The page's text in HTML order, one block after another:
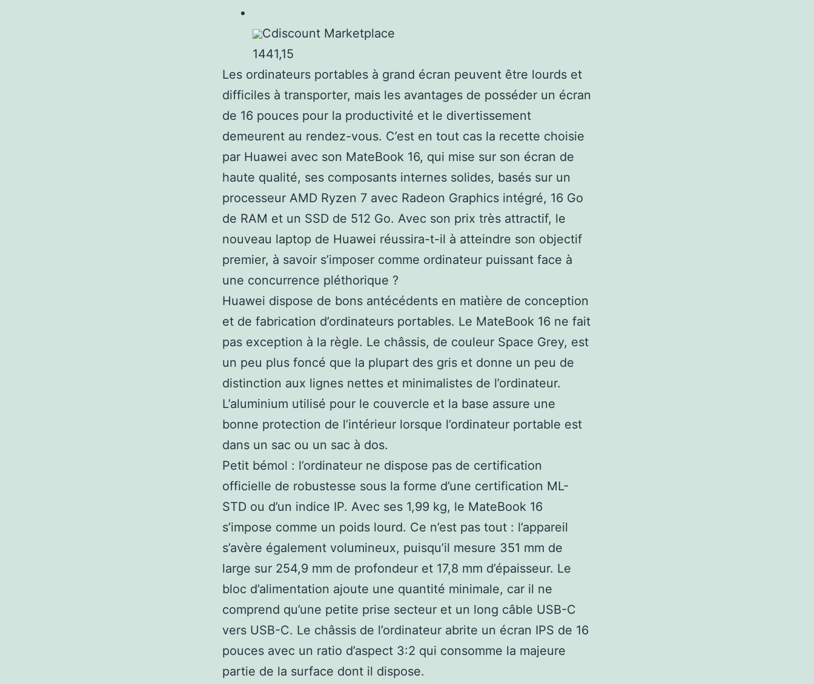
Cdiscount Marketplace
1441,15
Les ordinateurs portables à grand écran peuvent être lourds et
difficiles à transporter, mais les avantages de posséder un écran
de 16 pouces pour la productivité et le divertissement
demeurent au rendez-vous. C’est en tout cas la recette choisie
par Huawei avec son MateBook 16, qui mise sur son écran de
haute qualité, ses composants internes solides, basés sur un
processeur AMD Ryzen 7 avec Radeon Graphics intégré, 16 Go
de RAM et un SSD de 512 Go. Avec son prix très attractif, le
nouveau laptop de Huawei réussira-t-il à atteindre son objectif
premier, à savoir s’imposer comme ordinateur puissant face à
une concurrence pléthorique ?
Huawei dispose de bons antécédents en matière de conception
et de fabrication d’ordinateurs portables. Le MateBook 16 ne fait
pas exception à la règle. Le châssis, de couleur Space Grey, est
un peu plus foncé que la plupart des gris et donne un peu de
distinction aux lignes nettes et minimalistes de l’ordinateur.
L’aluminium utilisé pour le couvercle et la base assure une
bonne protection de l’intérieur lorsque l’ordinateur portable est
dans un sac ou un sac à dos.
Petit bémol : l’ordinateur ne dispose pas de certification
officielle de robustesse sous la forme d’une certification ML-
STD ou d’un indice IP. Avec ses 1,99 kg, le MateBook 16
s’impose comme un poids lourd. Ce n’est pas tout : l’appareil
s’avère également volumineux, puisqu’il mesure 351 mm de
large sur 254,9 mm de profondeur et 17,8 mm d’épaisseur. Le
bloc d’alimentation ajoute une quantité minimale, car il ne
comprend qu’une petite prise secteur et un long câble USB-C
vers USB-C. Le châssis de l’ordinateur abrite un écran IPS de 16
pouces avec un ratio d’aspect 3:2 qui consomme la majeure
partie de la surface dont il dispose.